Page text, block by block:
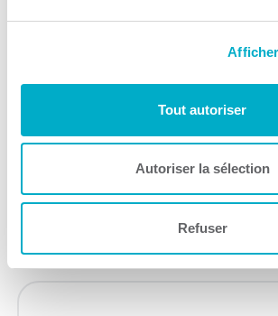
Tout autoriser
Autoriser la sélection
Refuser
MIFI – Ministère de
l’Immmigration, de
Francisation et de
l’Intégration
Immigration